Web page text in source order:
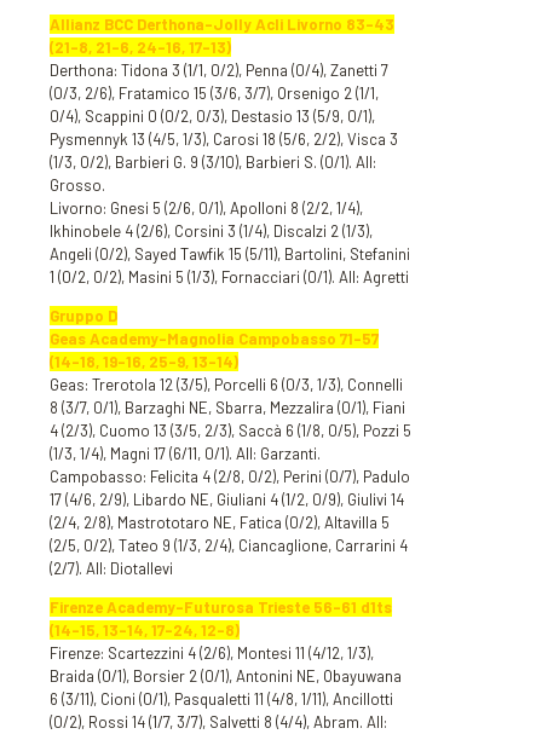
Allianz BCC Derthona-Jolly Acli Livorno 83-43
(21-8, 21-6, 24-16, 17-13)
Derthona: Tidona 3 (1/1, 0/2), Penna (0/4), Zanetti 7
(0/3, 2/6), Fratamico 15 (3/6, 3/7), Orsenigo 2 (1/1,
0/4), Scappini 0 (0/2, 0/3), Destasio 13 (5/9, 0/1),
Pysmennyk 13 (4/5, 1/3), Carosi 18 (5/6, 2/2), Visca 3
(1/3, 0/2), Barbieri G. 9 (3/10), Barbieri S. (0/1). All:
Grosso.
Livorno: Gnesi 5 (2/6, 0/1), Apolloni 8 (2/2, 1/4),
Ikhinobele 4 (2/6), Corsini 3 (1/4), Discalzi 2 (1/3),
Angeli (0/2), Sayed Tawfik 15 (5/11), Bartolini, Stefanini
1 (0/2, 0/2), Masini 5 (1/3), Fornacciari (0/1). All: Agretti
Gruppo D
Geas Academy-Magnolia Campobasso 71-57
(14-18, 19-16, 25-9, 13-14)
Geas: Trerotola 12 (3/5), Porcelli 6 (0/3, 1/3), Connelli
8 (3/7, 0/1), Barzaghi NE, Sbarra, Mezzalira (0/1), Fiani
4 (2/3), Cuomo 13 (3/5, 2/3), Saccà 6 (1/8, 0/5), Pozzi 5
(1/3, 1/4), Magni 17 (6/11, 0/1). All: Garzanti.
Campobasso: Felicita 4 (2/8, 0/2), Perini (0/7), Padulo
17 (4/6, 2/9), Libardo NE, Giuliani 4 (1/2, 0/9), Giulivi 14
(2/4, 2/8), Mastrototaro NE, Fatica (0/2), Altavilla 5
(2/5, 0/2), Tateo 9 (1/3, 2/4), Ciancaglione, Carrarini 4
(2/7). All: Diotallevi
Firenze Academy-Futurosa Trieste 56-61 d1ts
(14-15, 13-14, 17-24, 12-8)
Firenze: Scartezzini 4 (2/6), Montesi 11 (4/12, 1/3),
Braida (0/1), Borsier 2 (0/1), Antonini NE, Obayuwana
6 (3/11), Cioni (0/1), Pasqualetti 11 (4/8, 1/11), Ancillotti
(0/2), Rossi 14 (1/7, 3/7), Salvetti 8 (4/4), Abram. All: